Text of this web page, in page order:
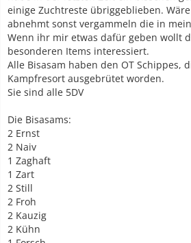
einige Zuchtreste übriggeblieben.
abnehmt sonst vergammeln die in
Wenn ihr mir etwas dafür geben wollt
besonderen Items interessiert.
Alle Bisasam haben den OT Schippes,
Kampfresort ausgebrütet worden.
Sie sind alle 5DV
Die Bisasams:
2 Ernst
2 Naiv
1 Zaghaft
1 Zart
2 Still
2 Froh
2 Kauzig
2 Kühn